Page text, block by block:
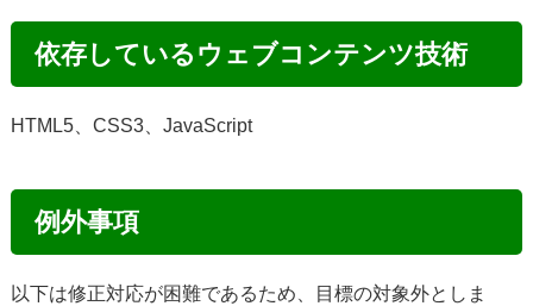
依存しているウェブコンテンツ技術
HTML5、CSS3、JavaScript
例外事項
以下は修正対応が困難であるため、目標の対象外としま